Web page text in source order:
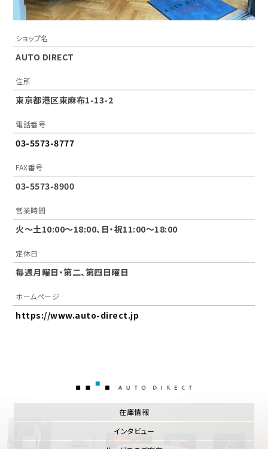
ショップ名
AUTO DIRECT
住所
東京都港区東麻布1-13-2
電話番号
03-5573-8777
FAX番号
03-5573-8900
営業時間
火～土10:00〜18:00、日・祝11:00～18:00
定休日
毎週月曜日・第二、第四日曜日
ホームページ
https://www.auto-direct.jp
在庫情報
インタビュー